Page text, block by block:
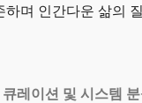
며 인간다운 삶의
큐레이션 및 시스템 분